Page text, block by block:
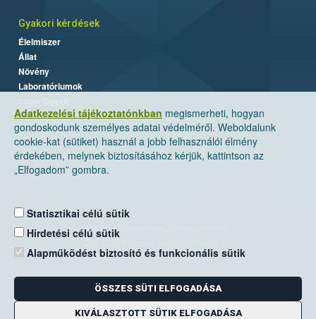
Adatkezelési tájékoztatónkban megismerheti, hogyan
gondoskodunk személyes adatai védelméről. Weboldalunk
cookie-kat (sütiket) használ a jobb felhasználói élmény
érdekében, melynek biztosításához kérjük, kattintson az
„Elfogadom” gombra.
Statisztikai célú sütik
Hirdetési célú sütik
Alapműködést biztosító és funkcionális sütik
ÖSSZES SÜTI ELFOGADÁSA
KIVÁLASZTOTT SÜTIK ELFOGADÁSA
Gyakori kérdések
Élelmiszer
Állat
Növény
Laboratóriumok
Nemzeti Élelmiszerlánc-biztonsági Hivatal
Levelezési cím: 1525 Budapest. Pf. 30.
E-mail:ugyfelszolgalat@nebih.gov.hu
Zöld szám: 06-80/263-244